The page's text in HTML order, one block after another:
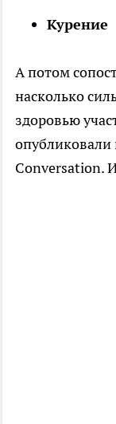
Курение
А потом
насколько
здоровью
опубликовали
Conversation.